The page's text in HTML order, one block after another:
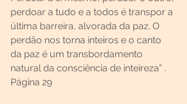
perdoar a tudo e a todos é transpor a
última barreira, alvorada da paz. O
perdão nos torna inteiros e o canto
da paz é um transbordamento
natural da consciência de inteireza” .
Página 29